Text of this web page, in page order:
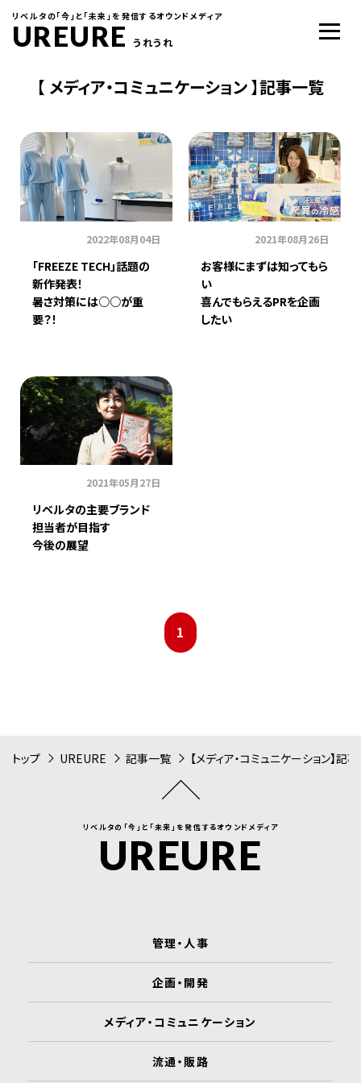
リベルタの「今」と「未来」を発信するオウンドメディア
UREURE うれうれ
【 メディア・コミュニケーション 】記事一覧
2022年08月04日
「FREEZE TECH」話題の
新作発表！
暑さ対策には○○が重
要？！
2021年08月26日
お客様にまずは知ってもら
い
喜んでもらえるPRを企画
したい
2021年05月27日
リベルタの主要ブランド
担当者が目指す
今後の展望
1
トップ UREURE 記事一覧 【メディア・コミュニケーション】記
リベルタの「今」と「未来」を発信するオウンドメディア
UREURE
管理・人事
企画・開発
メディア・コミュニケーション
流通・販路